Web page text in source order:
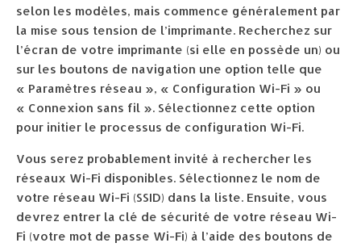
selon les modèles, mais commence généralement par
la mise sous tension de l’imprimante. Recherchez sur
l’écran de votre imprimante (si elle en possède un) ou
sur les boutons de navigation une option telle que
« Paramètres réseau », « Configuration Wi-Fi » ou
« Connexion sans fil ». Sélectionnez cette option
pour initier le processus de configuration Wi-Fi.
Vous serez probablement invité à rechercher les
réseaux Wi-Fi disponibles. Sélectionnez le nom de
votre réseau Wi-Fi (SSID) dans la liste. Ensuite, vous
devrez entrer la clé de sécurité de votre réseau Wi-
Fi (votre mot de passe Wi-Fi) à l’aide des boutons de